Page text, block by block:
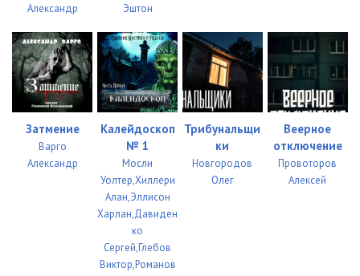
Александр
Эштон
Затмение
Варго
Александр
Калейдоскоп
№ 1
Мосли
Уолтер,Хиллери
Алан,Эллисон
Харлан,Давиден
ко
Сергей,Глебов
Виктор,Романов
Трибунальщи
ки
Новгородов
Олег
Веерное
отключение
Провоторов
Алексей